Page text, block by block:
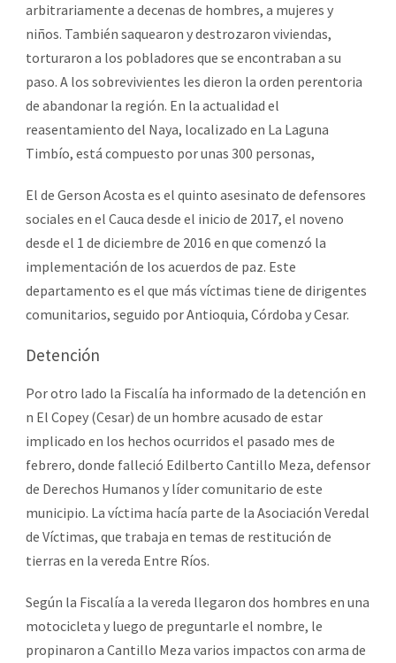
arbitrariamente a decenas de hombres, a mujeres y
niños. También saquearon y destrozaron viviendas,
torturaron a los pobladores que se encontraban a su
paso. A los sobrevivientes les dieron la orden perentoria
de abandonar la región. En la actualidad el
reasentamiento del Naya, localizado en La Laguna
Timbío, está compuesto por unas 300 personas,
El de Gerson Acosta es el quinto asesinato de defensores
sociales en el Cauca desde el inicio de 2017, el noveno
desde el 1 de diciembre de 2016 en que comenzó la
implementación de los acuerdos de paz. Este
departamento es el que más víctimas tiene de dirigentes
comunitarios, seguido por Antioquia, Córdoba y Cesar.
Detención
Por otro lado la Fiscalía ha informado de la detención en
n El Copey (Cesar) de un hombre acusado de estar
implicado en los hechos ocurridos el pasado mes de
febrero, donde falleció Edilberto Cantillo Meza, defensor
de Derechos Humanos y líder comunitario de este
municipio. La víctima hacía parte de la Asociación Veredal
de Víctimas, que trabaja en temas de restitución de
tierras en la vereda Entre Ríos.
Según la Fiscalía a la vereda llegaron dos hombres en una
motocicleta y luego de preguntarle el nombre, le
propinaron a Cantillo Meza varios impactos con arma de